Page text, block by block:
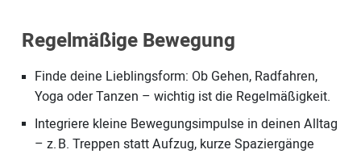
Regelmäßige Bewegung
Finde deine Lieblingsform: Ob Gehen, Radfahren,
Yoga oder Tanzen – wichtig ist die Regelmäßigkeit.
Integriere kleine Bewegungsimpulse in deinen Alltag
– z. B. Treppen statt Aufzug, kurze Spaziergänge